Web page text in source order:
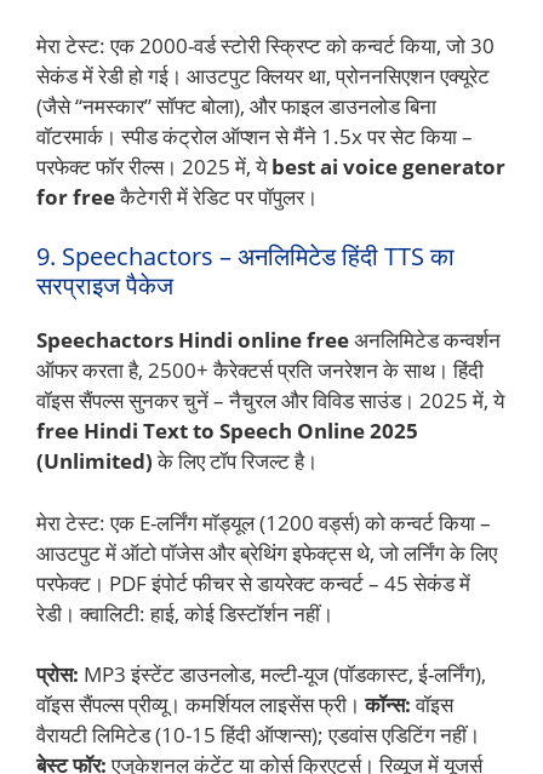
मेरा टेस्ट: एक 2000-वर्ड स्टोरी स्क्रिप्ट को कन्वर्ट किया, जो 30
सेकंड में रेडी हो गई। आउटपुट क्लियर था, प्रोननसिएशन एक्यूरेट
(जैसे “नमस्कार” सॉफ्ट बोला), और फाइल डाउनलोड बिना
वॉटरमार्क। स्पीड कंट्रोल ऑप्शन से मैंने 1.5x पर सेट किया –
परफेक्ट फॉर रील्स। 2025 में, येbest ai voice generator
for freeकैटेगरी में रेडिट पर पॉपुलर।
9. Speechactors – अनलिमिटेड हिंदी TTS का
सरप्राइज पैकेज
Speechactors Hindi online freeअनलिमिटेड कन्वर्शन
ऑफर करता है, 2500+ कैरेक्टर्स प्रति जनरेशन के साथ। हिंदी
वॉइस सैंपल्स सुनकर चुनें – नैचुरल और विविड साउंड। 2025 में, ये
free Hindi Text to Speech Online 2025
(Unlimited)के लिए टॉप रिजल्ट है।
मेरा टेस्ट: एक E-लर्निंग मॉड्यूल (1200 वर्ड्स) को कन्वर्ट किया –
आउटपुट में ऑटो पॉजेस और ब्रेथिंग इफेक्ट्स थे, जो लर्निंग के लिए
परफेक्ट। PDF इंपोर्ट फीचर से डायरेक्ट कन्वर्ट – 45 सेकंड में
रेडी। क्वालिटी: हाई, कोई डिस्टॉर्शन नहीं।
प्रोस: MP3 इंस्टेंट डाउनलोड, मल्टी-यूज (पॉडकास्ट, ई-लर्निंग),
वॉइस सैंपल्स प्रीव्यू। कमर्शियल लाइसेंस फ्री।कॉन्स:वॉइस
वैरायटी लिमिटेड (10-15 हिंदी ऑप्शन्स); एडवांस एडिटिंग नहीं।
बेस्ट फॉर:एजुकेशनल कंटेंट या कोर्स क्रिएटर्स। रिव्यूज में यूजर्स